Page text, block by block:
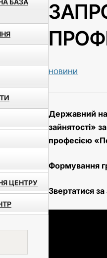
НОВИНИ
Державний
зайнятості»
професією
Формування
Звертатися
БАЗА
ЦЕНТРУ